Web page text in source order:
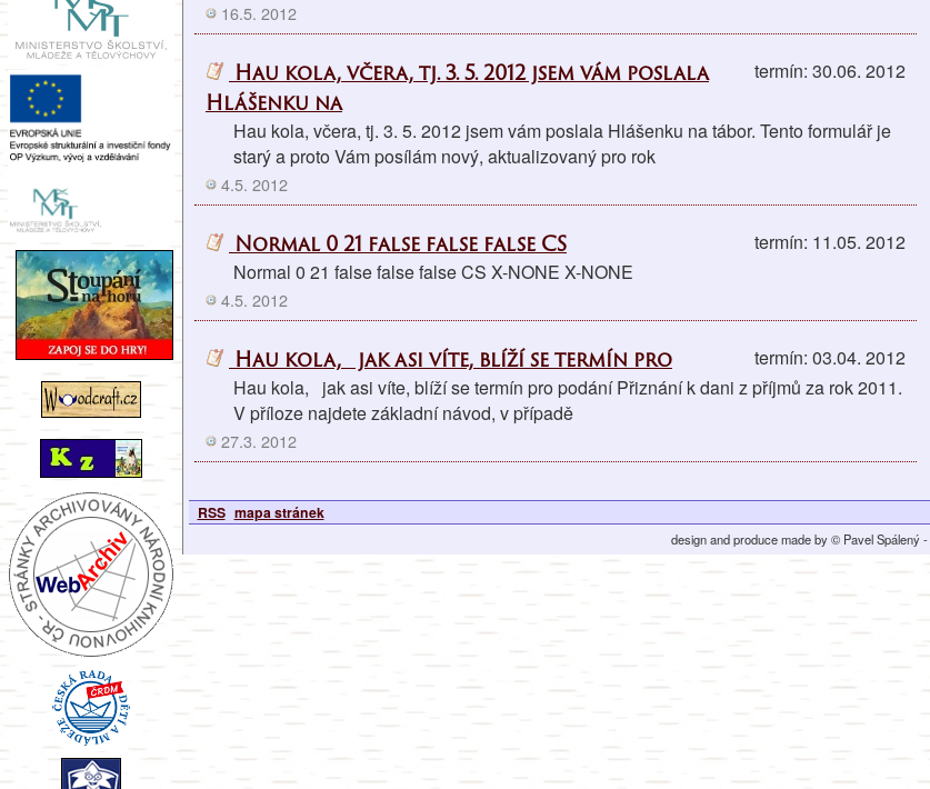
16.5. 2012
termín: 30.06. 2012
Hau kola, včera, tj. 3. 5. 2012 jsem vám poslala
Hlášenku na
Hau kola, včera, tj. 3. 5. 2012 jsem vám poslala Hlášenku na tábor. Tento formulář je
starý a proto Vám posílám nový, aktualizovaný pro rok
4.5. 2012
termín: 11.05. 2012
Normal 0 21 false false false CS
Normal 0 21 false false false CS X-NONE X-NONE
4.5. 2012
termín: 03.04. 2012
Hau kola, jak asi víte, blíží se termín pro
Hau kola, jak asi víte, blíží se termín pro podání Přiznání k dani z příjmů za rok 2011.
V příloze najdete základní návod, v případě
27.3. 2012
RSS mapa stránek
design and produce made by © Pavel Spálený -